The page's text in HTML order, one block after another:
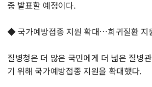
중 발표할 예정이다.
◆ 국가예방접종 지원 확대…희귀질환 지
질병청은 더 많은 국민에게 더 넓은 질병
기 위해 국가예방접종 지원을 확대했다.